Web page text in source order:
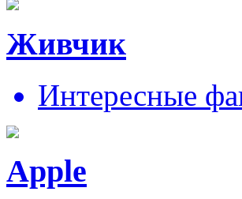
Живчик
Интересные
Apple